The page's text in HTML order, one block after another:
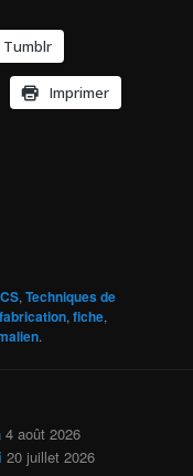
Tumblr
Imprimer
,Techniques de
fabrication,fiche,
.
4 août 2026
20 juillet 2026